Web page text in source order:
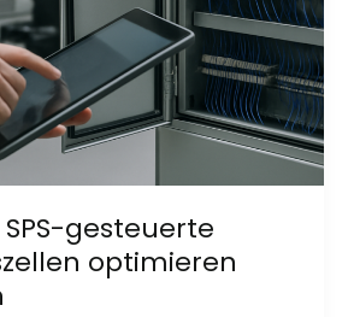
gesteuerte
optimieren